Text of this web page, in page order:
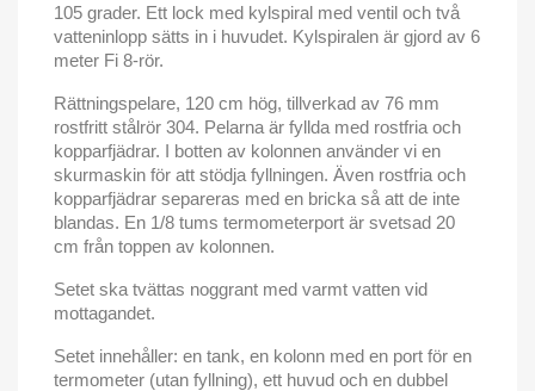
105 grader. Ett lock med kylspiral med ventil och två
vatteninlopp sätts in i huvudet. Kylspiralen är gjord av 6
meter Fi 8-rör.
Rättningspelare, 120 cm hög, tillverkad av 76 mm
rostfritt stålrör 304. Pelarna är fyllda med rostfria och
kopparfjädrar. I botten av kolonnen använder vi en
skurmaskin för att stödja fyllningen. Även rostfria och
kopparfjädrar separeras med en bricka så att de inte
blandas. En 1/8 tums termometerport är svetsad 20
cm från toppen av kolonnen.
Setet ska tvättas noggrant med varmt vatten vid
mottagandet.
Setet innehåller: en tank, en kolonn med en port för en
termometer (utan fyllning), ett huvud och en dubbel